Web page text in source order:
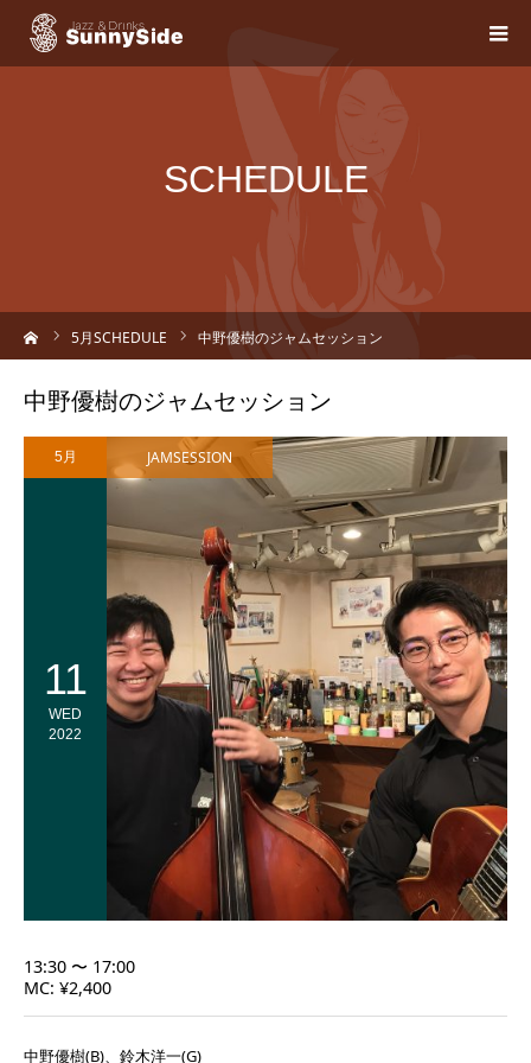
SCHEDULE
5月SCHEDULE 中野優樹のジャムセッション
中野優樹のジャムセッション
5月
11
WED
2022
JAMSESSION
13:30 〜 17:00
MC: ¥2,400
中野優樹(B)、鈴木洋一(G)